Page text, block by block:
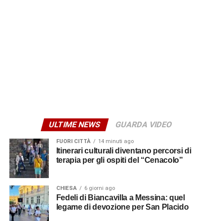
Alfio Mannino, segretario generale della Cgil Sicilia. A
moderare il confronto sarà Nino Benina.
© RIPRODUZIONE RISERVATA
ULTIME NEWS GUARDA VIDEO
FUORI CITTÀ 14 minuti ago
Itinerari culturali diventano percorsi di
terapia per gli ospiti del “Cenacolo”
CHIESA 6 giorni ago
Fedeli di Biancavilla a Messina: quel
legame di devozione per San Placido